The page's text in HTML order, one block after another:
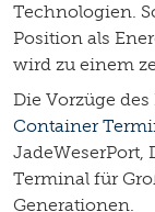
Technologien.
Position als
wird zu einem
Die Vorzüge
Container
JadeWeserPort,
Terminal für
Generationen.